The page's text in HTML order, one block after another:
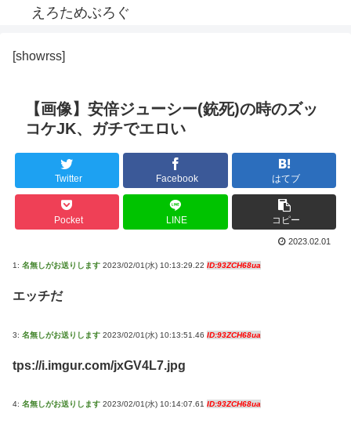
えろためぶろぐ
[showrss]
【画像】安倍ジューシー(銃死)の時のズッ
コケJK、ガチでエロい
Twitter Facebook はてブ
Pocket LINE コピー
2023.02.01
1: 名無しがお送りします 2023/02/01(水) 10:13:29.22 ID:93ZCH68ua
エッチだ
3: 名無しがお送りします 2023/02/01(水) 10:13:51.46 ID:93ZCH68ua
tps://i.imgur.com/jxGV4L7.jpg
4: 名無しがお送りします 2023/02/01(水) 10:14:07.61 ID:93ZCH68ua